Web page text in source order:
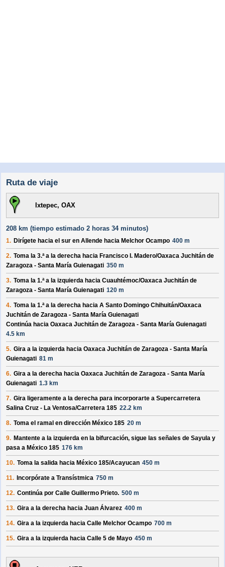
Ruta de viaje
Ixtepec, OAX
208 km (tiempo estimado 2 horas 34 minutos)
1. Dirígete hacia el sur en Allende hacia Melchor Ocampo 400 m
2. Toma la 3.ª a la derecha hacia Francisco I. Madero/Oaxaca Juchitán de
Zaragoza - Santa María Guienagati 350 m
3. Toma la 1.ª a la izquierda hacia Cuauhtémoc/Oaxaca Juchitán de
Zaragoza - Santa María Guienagati 120 m
4. Toma la 1.ª a la derecha hacia A Santo Domingo Chihuitán/Oaxaca
Juchitán de Zaragoza - Santa María Guienagati
Continúa hacia Oaxaca Juchitán de Zaragoza - Santa María Guienagati
4.5 km
5. Gira a la izquierda hacia Oaxaca Juchitán de Zaragoza - Santa María
Guienagati 81 m
6. Gira a la derecha hacia Oaxaca Juchitán de Zaragoza - Santa María
Guienagati 1.3 km
7. Gira ligeramente a la derecha para incorporarte a Supercarretera
Salina Cruz - La Ventosa/Carretera 185 22.2 km
8. Toma el ramal en dirección México 185 20 m
9. Mantente a la izquierda en la bifurcación, sigue las señales de Sayula y
pasa a México 185 176 km
10. Toma la salida hacia México 185/Acayucan 450 m
11. Incorpórate a Transístmica 750 m
12. Continúa por Calle Guillermo Prieto. 500 m
13. Gira a la derecha hacia Juan Álvarez 400 m
14. Gira a la izquierda hacia Calle Melchor Ocampo 700 m
15. Gira a la izquierda hacia Calle 5 de Mayo 450 m